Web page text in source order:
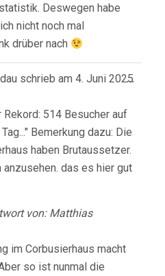
Deswegen habe
nicht noch mal
drüber nach
schrieb am 4. Juni 2025
514 Besucher auf
Bemerkung dazu: Die
haben Brutaussetzer.
anzusehen. das es hier gut
von: Matthias
im Corbusierhaus macht
so ist nunmal die
...